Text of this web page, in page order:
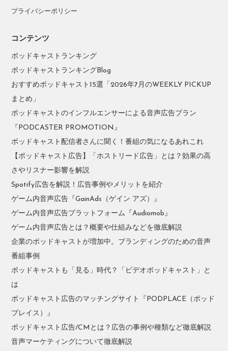
プライバシーポリシー
コンテンツ
ポッドキャストランキング
ポッドキャストランキングBlog
おすすめポッドキャスト15選「2026年7月のWEEKLY PICKUP
まとめ」
ポッドキャストのインフルエンサーによる音声広告プラン
『PODCASTER PROMOTION』
ポッドキャスト配信者さんに聞く！番組の気になるあれこれ
【ポッドキャスト広告】「ホストリード広告」とは？効果の高
さやリスナー影響を解説
Spotify広告を解説！広告事例やメリットを紹介
ゲーム内音声広告『GainAds（ゲイン アズ）』
ゲーム内音声広告プラットフォーム『Audiomob』
ゲーム内音声広告とは？概要や仕組みなどを徹底解説
企業のポッドキャストが増加中。ブランディングのための音声
番組事例
ポッドキャストも「見る」時代？「ビデオポッドキャスト」と
は
ポッドキャスト広告のマッチングサイト『PODPLACE（ポッド
プレイス）』
ポッドキャスト広告/CMとは？広告の事例や種類など徹底解説
音声マーケティングについて徹底解説